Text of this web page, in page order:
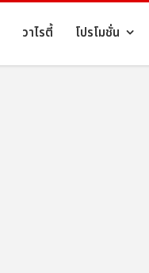
วาไรตี้ โปรโมชั่น